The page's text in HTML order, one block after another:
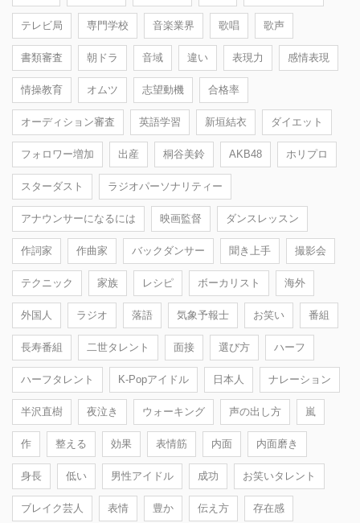
テレビ局 専門学校 音楽業界 歌唱 歌声
書類審査 朝ドラ 音域 違い 表現力 感情表現
情操教育 オムツ 志望動機 合格率
オーディション審査 英語学習 新垣結衣 ダイエット
フォロワー増加 出産 桐谷美鈴 AKB48 ホリプロ
スターダスト ラジオパーソナリティー
アナウンサーになるには 映画監督 ダンスレッスン
作詞家 作曲家 バックダンサー 聞き上手 撮影会
テクニック 家族 レシピ ボーカリスト 海外
外国人 ラジオ 落語 気象予報士 お笑い 番組
長寿番組 二世タレント 面接 選び方 ハーフ
ハーフタレント K-Popアイドル 日本人 ナレーション
半沢直樹 夜泣き ウォーキング 声の出し方 嵐
作 整える 効果 表情筋 内面 内面磨き
身長 低い 男性アイドル 成功 お笑いタレント
ブレイク芸人 表情 豊か 伝え方 存在感